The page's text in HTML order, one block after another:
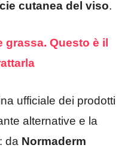
cutanea del viso.
grassa. Questo è il
ufficiale dei prodotti
alternative e la
da Normaderm